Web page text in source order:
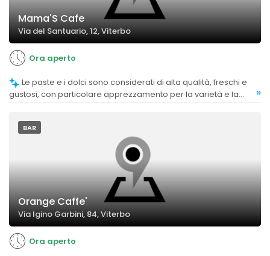
Mama'S Cafe
Via del Santuario, 12, Viterbo
Ora aperto
gustosi, con particolare apprezzamento per la varietà e la
»
BAR
Orange Caffe'
Via Igino Garbini, 84, Viterbo
Ora aperto